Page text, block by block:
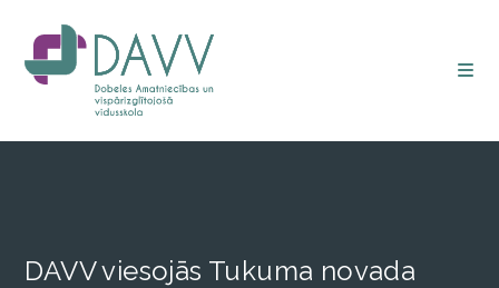
DAVV viesojās Tukuma novada